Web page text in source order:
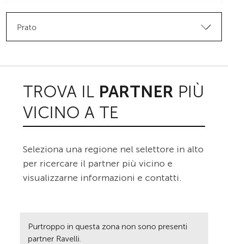
Prato
TROVA IL PARTNER PIÙ
VICINO A TE
Seleziona una regione nel selettore in alto
per ricercare il partner più vicino e
visualizzarne informazioni e contatti.
Purtroppo in questa zona non sono presenti
partner Ravelli.